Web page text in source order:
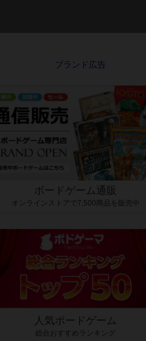
ボードゲーム通販
オンラインストアで7,500商品を販売中
人気ボードゲーム
総合おすすめランキング